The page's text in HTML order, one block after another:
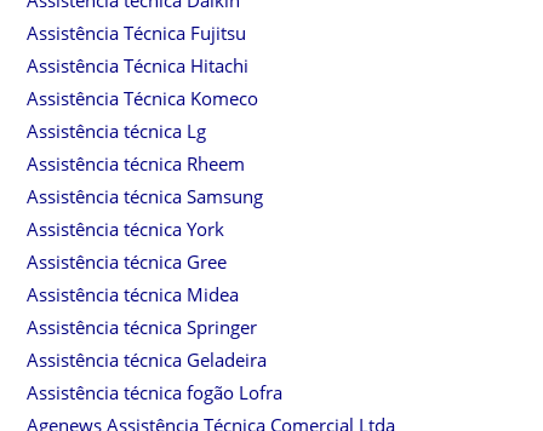
Assistência Técnica Fujitsu
Assistência Técnica Hitachi
Assistência Técnica Komeco
Assistência técnica Lg
Assistência técnica Rheem
Assistência técnica Samsung
Assistência técnica York
Assistência técnica Gree
Assistência técnica Midea
Assistência técnica Springer
Assistência técnica Geladeira
Assistência técnica fogão Lofra
Agenews Assistência Técnica Comercial Ltda